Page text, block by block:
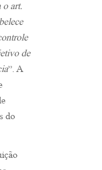
art.
de
”. A
do